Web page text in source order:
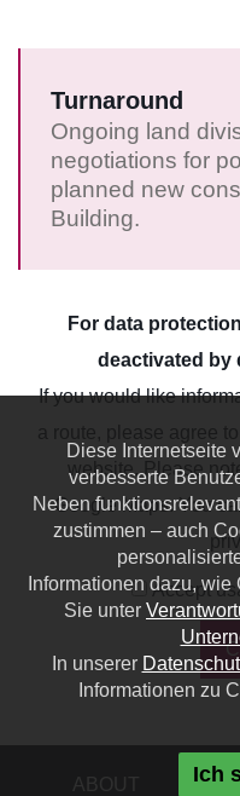
Turnaround
Ongoing land
negotiations for
planned new
Building.
For data
deactivated by
If you would like
website. Please
Google Maps. You
Accept
Diese Internetseite
verbesserte
Neben
zustimmen – auch
Informationen dazu,
Sie unter
In unserer
Informationen zu
Ich